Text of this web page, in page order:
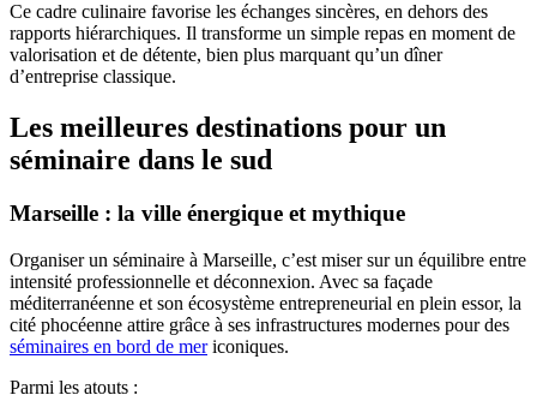
Ce cadre culinaire favorise les échanges sincères, en dehors des
rapports hiérarchiques. Il transforme un simple repas en moment de
valorisation et de détente, bien plus marquant qu’un dîner
d’entreprise classique.
Les meilleures destinations pour un
séminaire dans le sud
Marseille : la ville énergique et mythique
Organiser un séminaire à Marseille, c’est miser sur un équilibre entre
intensité professionnelle et déconnexion. Avec sa façade
méditerranéenne et son écosystème entrepreneurial en plein essor, la
cité phocéenne attire grâce à ses infrastructures modernes pour des
séminaires en bord de mericoniques.
Parmi les atouts :